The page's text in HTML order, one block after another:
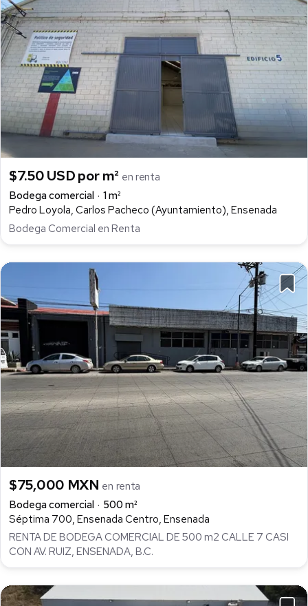
$7.50 USD por m² en renta
Bodega comercial
1 m²
Pedro Loyola, Carlos Pacheco (Ayuntamiento), Ensenada
Bodega Comercial en Renta
$75,000 MXN en renta
Bodega comercial
500 m²
Séptima 700, Ensenada Centro, Ensenada
RENTA DE BODEGA COMERCIAL DE 500 m2 CALLE 7 CASI
CON AV. RUIZ, ENSENADA, B.C.